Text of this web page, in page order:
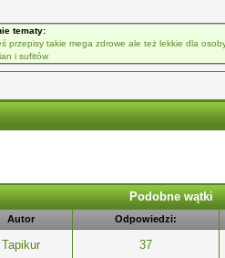
tematy:
przepisy takie mega zdrowe ale też lekkie dla
i sufitów
Podobne wątki
Autor Odpowiedzi:
Tapikur 37